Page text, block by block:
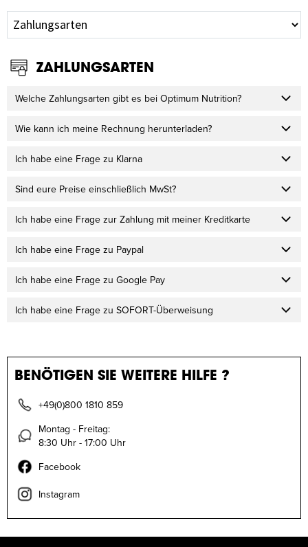
ZAHLUNGSARTEN
Welche Zahlungsarten gibt es bei Optimum Nutrition?
Wie kann ich meine Rechnung herunterladen?
Ich habe eine Frage zu Klarna
Sind eure Preise einschließlich MwSt?
Ich habe eine Frage zur Zahlung mit meiner Kreditkarte
Ich habe eine Frage zu Paypal
Ich habe eine Frage zu Google Pay
Ich habe eine Frage zu SOFORT-Überweisung
BENÖTIGEN SIE WEITERE HILFE ?
+49(0)800 1810 859
Montag - Freitag:
8:30 Uhr - 17:00 Uhr
Facebook
Instagram